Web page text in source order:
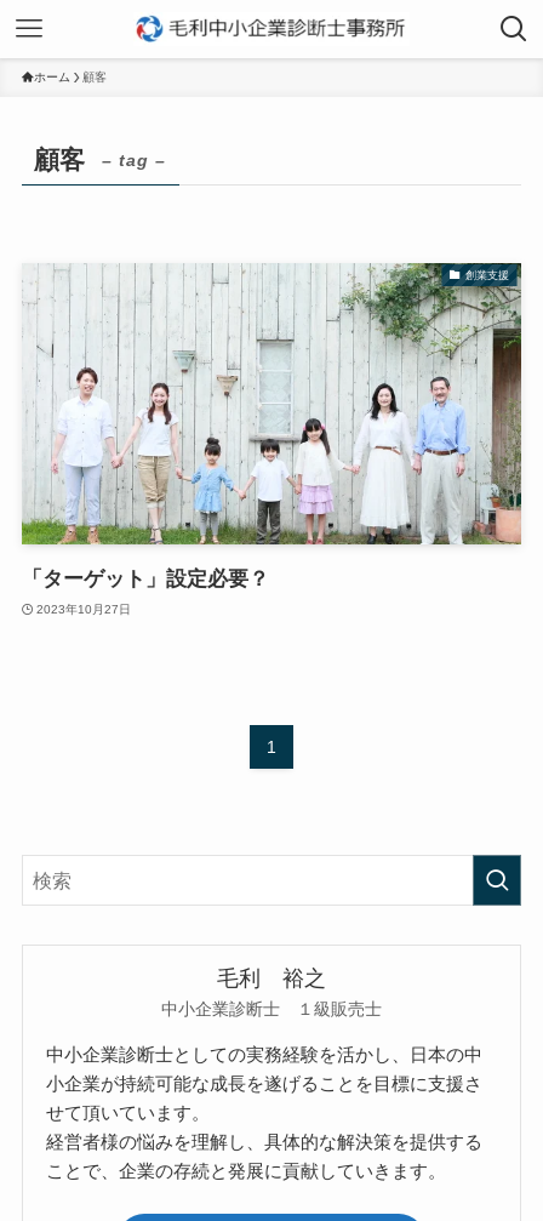
ホーム 顧客
顧客 – tag –
創業支援
「ターゲット」設定必要？
2023年10月27日
1
毛利 裕之
中小企業診断士 １級販売士
中小企業診断士としての実務経験を活かし、日本の中
小企業が持続可能な成長を遂げることを目標に支援さ
せて頂いています。
経営者様の悩みを理解し、具体的な解決策を提供する
ことで、企業の存続と発展に貢献していきます。